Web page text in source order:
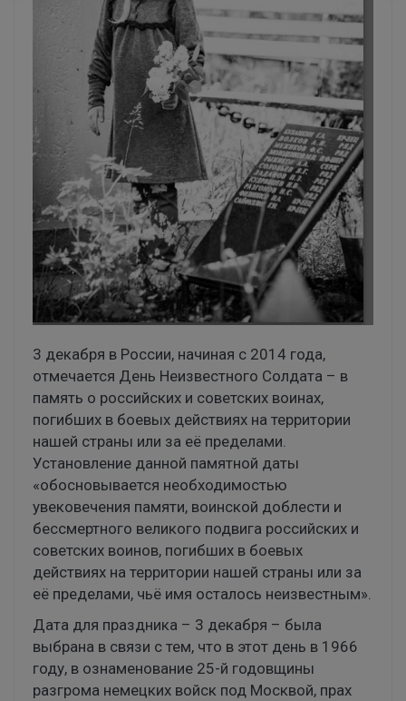
3 декабря в России, начиная с 2014 года,
отмечается День Неизвестного Солдата – в
память о российских и советских воинах,
погибших в боевых действиях на территории
нашей страны или за её пределами.
Установление данной памятной даты
«обосновывается необходимостью
увековечения памяти, воинской доблести и
бессмертного великого подвига российских и
советских воинов, погибших в боевых
действиях на территории нашей страны или за
её пределами, чьё имя осталось неизвестным».
Дата для праздника – 3 декабря – была
выбрана в связи с тем, что в этот день в 1966
году, в ознаменование 25-й годовщины
разгрома немецких войск под Москвой, прах